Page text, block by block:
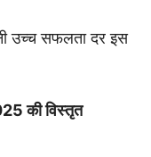
उच्च सफलता दर इस
की विस्तृत